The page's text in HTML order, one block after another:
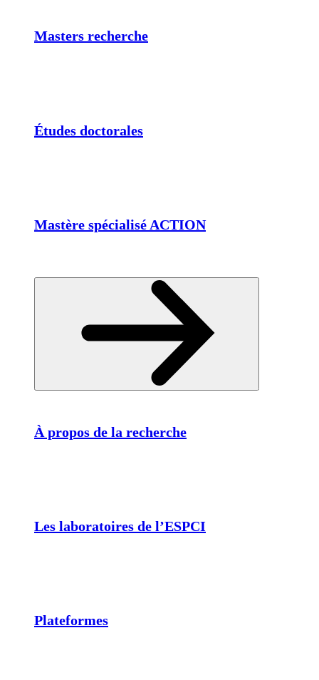
Masters recherche
Études doctorales
Mastère spécialisé ACTION
À propos de la recherche
Les laboratoires de l’ESPCI
Plateformes